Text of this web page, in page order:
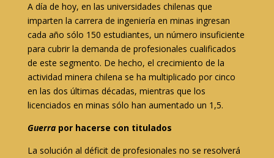
A día de hoy, en las universidades chilenas que
imparten la carrera de ingeniería en minas ingresan
cada año sólo 150 estudiantes, un número insuficiente
para cubrir la demanda de profesionales cualificados
de este segmento. De hecho, el crecimiento de la
actividad minera chilena se ha multiplicado por cinco
en las dos últimas décadas, mientras que los
licenciados en minas sólo han aumentado un 1,5.
Guerra por hacerse con titulados
La solución al déficit de profesionales no se resolverá